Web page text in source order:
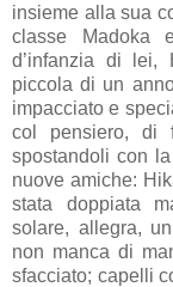
insieme alla sua
classe Madoka
d’infanzia di lei,
piccola di un
impacciato e
col pensiero, di
spostandoli con
nuove amiche:
stata doppiata
solare, allegra,
non manca di
sfacciato; capelli